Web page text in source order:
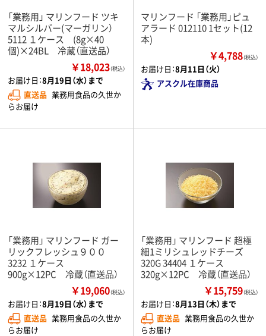
「業務用」 マリンフード ツキ
マルシルバー(マーガリン）
5112 １ケース (8g×40
個)×24BL 冷蔵（直送品）
￥18,023（税込）
お届け日：8月19日（水）まで
直送品 業務用食品の久世か
らお届け
マリンフード 「業務用」ピュ
アラード 012110 1セット(12
本)
￥4,788（税込）
お届け日：8月11日（火）
アスクル在庫商品
「業務用」 マリンフード ガー
リックフレッシュ９００
3232 １ケース
900g×12PC 冷蔵（直送品）
￥19,060（税込）
お届け日：8月19日（水）まで
直送品 業務用食品の久世か
らお届け
「業務用」 マリンフード 超極
細1ミリシュレッドチーズ
320G 34404 １ケース
320g×12PC 冷蔵（直送品）
￥15,759（税込）
お届け日：8月13日（木）まで
直送品 業務用食品の久世か
らお届け